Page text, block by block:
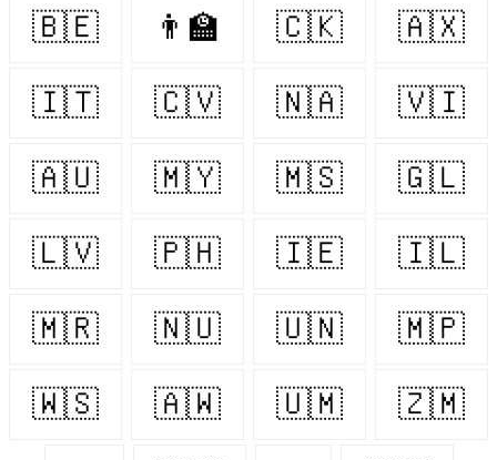
🇧🇪 👨‍🏫 🇨🇰 🇦🇽
🇮🇹 🇨🇻 🇳🇦 🇻🇮
🇦🇺 🇲🇾 🇲🇸 🇬🇱
🇱🇻 🇵🇭 🇮🇪 🇮🇱
🇲🇷 🇳🇺 🇺🇳 🇲🇵
🇼🇸 🇦🇼 🇺🇲 🇿🇲